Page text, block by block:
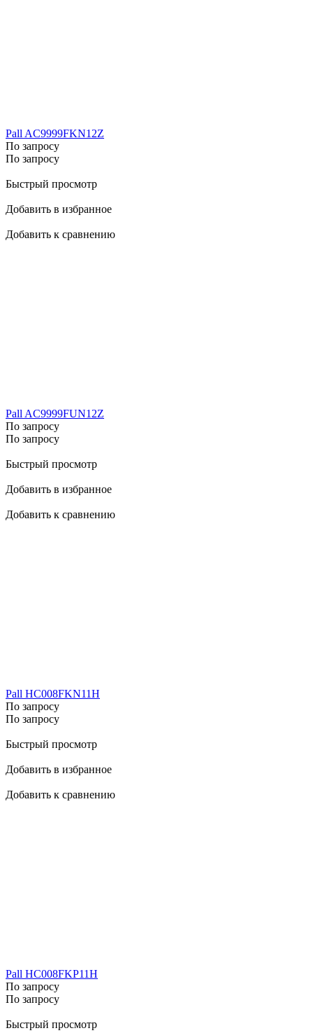
Pall AC9999FKN12Z
По запросу
По запросу
Быстрый просмотр
Добавить в избранное
Добавить к сравнению
Pall AC9999FUN12Z
По запросу
По запросу
Быстрый просмотр
Добавить в избранное
Добавить к сравнению
Pall HC008FKN11H
По запросу
По запросу
Быстрый просмотр
Добавить в избранное
Добавить к сравнению
Pall HC008FKP11H
По запросу
По запросу
Быстрый просмотр